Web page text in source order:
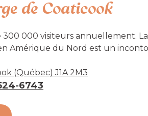
: Non-accessible
de Coaticook
300 000 visiteurs annuellement.
Amérique du Nord est un
en toutes saisons sans
pas d'essayer le nouveau parc
(Québec) J1A 2M3
6743